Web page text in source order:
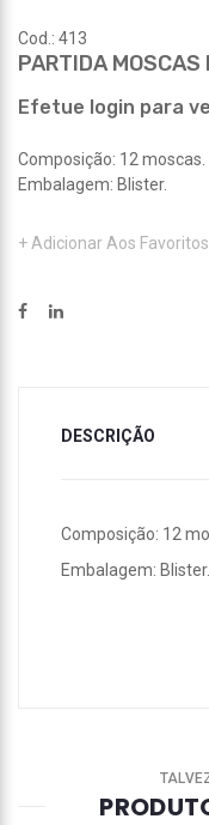
Cod.: 413
PARTIDA MOSCAS
Efetue login para
Composição: 12 moscas.
Embalagem: Blister.
Adicionar Aos Favoritos
DESCRIÇÃO
Composição: 12
Embalagem: Blister.